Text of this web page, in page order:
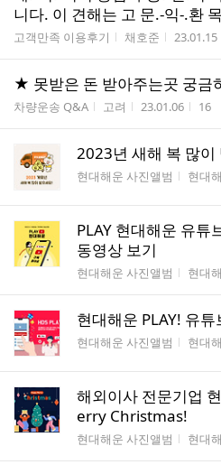
니다. 이 견해는 고 문.-익-.환
게시판명
고객만족 이용후기 작성자
채호준 작성시간
23.01.15
★ 못받은 돈 받아주는곳 궁금
게시판명
차량운송 Q&A 작성자
고려 작성시간
23.01.06 조회
16
2023년 새해 복 많이
게시판명
현대해운 사진앨범 작성자
현대
PLAY 현대해운 유튜
동영상 보기
게시판명
현대해운 사진앨범 작성자
현대
현대해운 PLAY! 유
게시판명
현대해운 사진앨범 작성자
현대
해외이사 전문기업
erry Christmas!
게시판명
현대해운 사진앨범 작성자
현대